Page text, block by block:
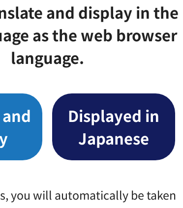
and display in the
as the web browser
language.
Displayed in
Japanese
you will automatically be taken
7
6
17